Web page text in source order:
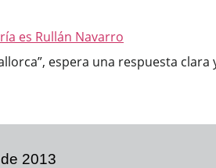
espera una respuesta
2013